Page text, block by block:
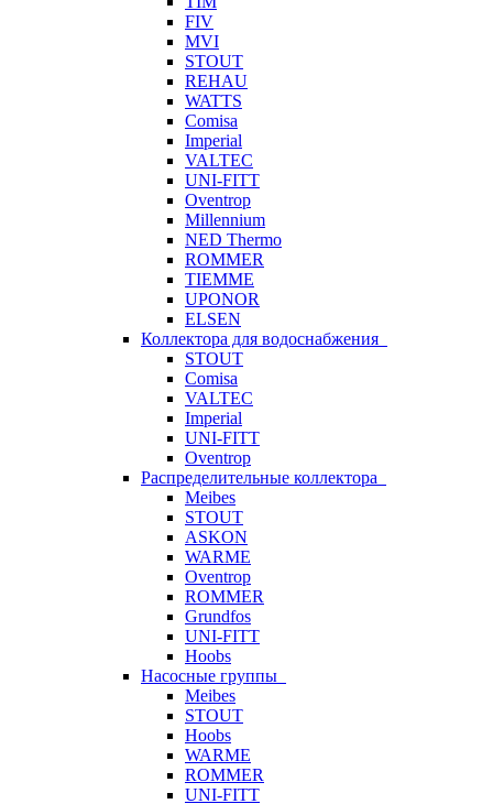
FIV
MVI
STOUT
REHAU
WATTS
Comisa
Imperial
VALTEC
UNI-FITT
Oventrop
Millennium
NED Thermo
ROMMER
TIEMME
UPONOR
ELSEN
Коллектора для водоснабжения
STOUT
Comisa
VALTEC
Imperial
UNI-FITT
Oventrop
Распределительные коллектора
Meibes
STOUT
ASKON
WARME
Oventrop
ROMMER
Grundfos
UNI-FITT
Hoobs
Насосные группы
Meibes
STOUT
Hoobs
WARME
ROMMER
UNI-FITT